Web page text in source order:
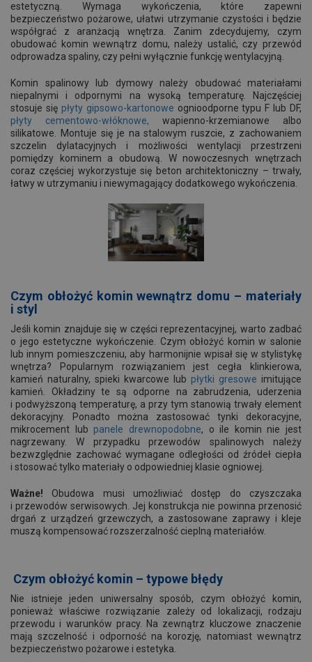
estetyczną. Wymaga wykończenia, które zapewni
bezpieczeństwo pożarowe, ułatwi utrzymanie czystości i będzie
współgrać z aranżacją wnętrza. Zanim zdecydujemy, czym
obudować komin wewnątrz domu, należy ustalić, czy przewód
odprowadza spaliny, czy pełni wyłącznie funkcję wentylacyjną.
Komin spalinowy lub dymowy należy obudować materiałami
niepalnymi i odpornymi na wysoką temperaturę. Najczęściej
stosuje się płyty gipsowo-kartonowe ognioodporne typu F lub DF,
płyty cementowo-włóknowe, wapienno-krzemianowe albo
silikatowe. Montuje się je na stalowym ruszcie, z zachowaniem
szczelin dylatacyjnych i możliwości wentylacji przestrzeni
pomiędzy kominem a obudową. W nowoczesnych wnętrzach
coraz częściej wykorzystuje się beton architektoniczny – trwały,
łatwy w utrzymaniu i niewymagający dodatkowego wykończenia.
Czym obłożyć komin wewnątrz domu – materiały
i styl
Jeśli komin znajduje się w części reprezentacyjnej, warto zadbać
o jego estetyczne wykończenie. Czym obłożyć komin w salonie
lub innym pomieszczeniu, aby harmonijnie wpisał się w stylistykę
wnętrza? Popularnym rozwiązaniem jest cegła klinkierowa,
kamień naturalny, spieki kwarcowe lub płytki gresowe imitujące
kamień. Okładziny te są odporne na zabrudzenia, uderzenia
i podwyższoną temperaturę, a przy tym stanowią trwały element
dekoracyjny. Ponadto można zastosować tynki dekoracyjne,
mikrocement lub panele drewnopodobne, o ile komin nie jest
nagrzewany. W przypadku przewodów spalinowych należy
bezwzględnie zachować wymagane odległości od źródeł ciepła
i stosować tylko materiały o odpowiedniej klasie ogniowej.
Ważne! Obudowa musi umożliwiać dostęp do czyszczaka
i przewodów serwisowych. Jej konstrukcja nie powinna przenosić
drgań z urządzeń grzewczych, a zastosowane zaprawy i kleje
muszą kompensować rozszerzalność cieplną materiałów.
Czym obłożyć komin – typowe błędy
Nie istnieje jeden uniwersalny sposób, czym obłożyć komin,
ponieważ właściwe rozwiązanie zależy od lokalizacji, rodzaju
przewodu i warunków pracy. Na zewnątrz kluczowe znaczenie
mają szczelność i odporność na korozję, natomiast wewnątrz
bezpieczeństwo pożarowe i estetyka.